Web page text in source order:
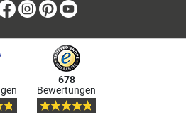
Facebook
Instagram
Pinterest
678
Bewertungen